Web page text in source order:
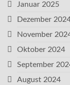
Januar 2025
Dezember
November
Oktober 2024
September
August 2024